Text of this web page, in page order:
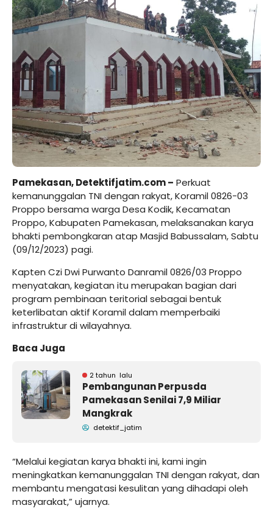
Pamekasan, Detektifjatim.com – Perkuat
kemanunggalan TNI dengan rakyat, Koramil 0826-03
Proppo bersama warga Desa Kodik, Kecamatan
Proppo, Kabupaten Pamekasan, melaksanakan karya
bhakti pembongkaran atap Masjid Babussalam, Sabtu
(09/12/2023) pagi.
Kapten Czi Dwi Purwanto Danramil 0826/03 Proppo
menyatakan, kegiatan itu merupakan bagian dari
program pembinaan teritorial sebagai bentuk
keterlibatan aktif Koramil dalam memperbaiki
infrastruktur di wilayahnya.
Baca Juga
2 tahun lalu
Pembangunan Perpusda
Pamekasan Senilai 7,9 Miliar
Mangkrak
detektif_jatim
“Melalui kegiatan karya bhakti ini, kami ingin
meningkatkan kemanunggalan TNI dengan rakyat, dan
membantu mengatasi kesulitan yang dihadapi oleh
masyarakat,” ujarnya.